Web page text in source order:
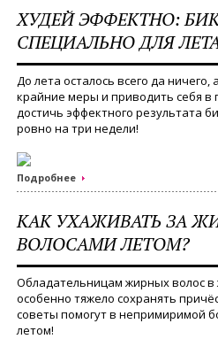
ХУДЕЙ ЭФФЕКТНО:
СПЕЦИАЛЬНО ДЛЯ
До лета осталось всего да
крайние меры и приводить себя в
достичь эффектного результата
ровно на три недели!
Подробнее
КАК УХАЖИВАТЬ ЗА
ВОЛОСАМИ ЛЕТОМ?
Обладательницам жирных волос в
особенно тяжело сохранять
советы помогут в непримиримой
летом!